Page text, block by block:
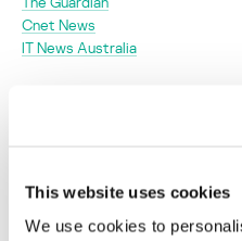
This website uses cookies
We use cookies to
Cnet News
IT News Australia
Su dirección de correo